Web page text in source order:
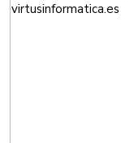
virtusinformatica.es